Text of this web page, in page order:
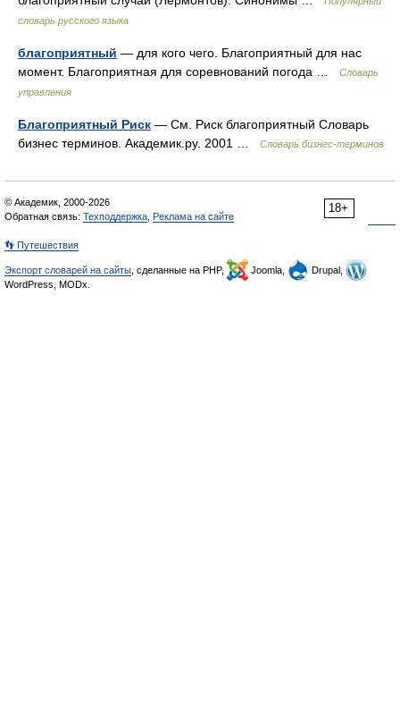
словарь русского языка
благоприятный — для кого чего. Благоприятный для нас
момент. Благоприятная для соревнований погода …
Словарь
управления
Благоприятный Риск — См. Риск благоприятный Словарь
бизнес терминов. Академик.ру. 2001 …
Словарь бизнес-терминов
18+
© Академик, 2000-2026
Обратная связь: Техподдержка Реклама на сайте
👣 Путешествия
Экспорт словарей на сайты , сделанные на PHP, Joomla,
Drupal,
WordPress, MODx.